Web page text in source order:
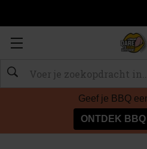
Zoeken
Geef je BBQ
ONTDEK